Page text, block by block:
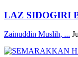
LAZ SIDOGIRI
Zainuddin Muslih, ...